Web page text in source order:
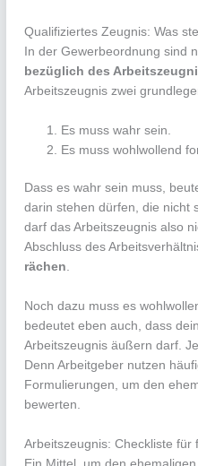
Qualifiziertes Zeugnis: Was
In der Gewerbeordnung sind
bezüglich des
Arbeitszeugnis zwei
Es muss wahr sein.
Es muss wohlwollend
Dass es wahr sein muss,
darin stehen dürfen, die nicht
darf das Arbeitszeugnis also
Abschluss des
rächen.
Noch dazu muss es
bedeutet eben auch, dass
Arbeitszeugnis äußern darf.
Denn Arbeitgeber nutzen
Formulierungen, um den
bewerten.
Arbeitszeugnis: Checkliste für